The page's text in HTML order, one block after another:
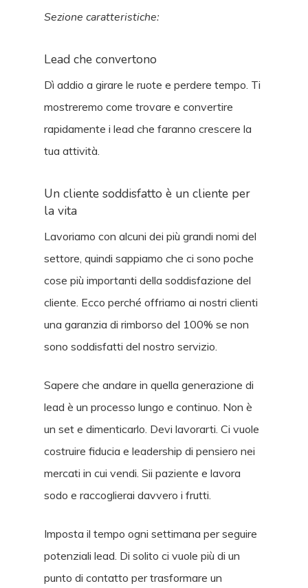
Sezione caratteristiche:
Lead che convertono
Dì addio a girare le ruote e perdere tempo. Ti
mostreremo come trovare e convertire
rapidamente i lead che faranno crescere la
tua attività.
Un cliente soddisfatto è un cliente per
la vita
Lavoriamo con alcuni dei più grandi nomi del
settore, quindi sappiamo che ci sono poche
cose più importanti della soddisfazione del
cliente. Ecco perché offriamo ai nostri clienti
una garanzia di rimborso del 100% se non
sono soddisfatti del nostro servizio.
Sapere che andare in quella generazione di
lead è un processo lungo e continuo. Non è
un set e dimenticarlo. Devi lavorarti. Ci vuole
costruire fiducia e leadership di pensiero nei
mercati in cui vendi. Sii paziente e lavora
sodo e raccoglierai davvero i frutti.
Imposta il tempo ogni settimana per seguire
potenziali lead. Di solito ci vuole più di un
punto di contatto per trasformare un